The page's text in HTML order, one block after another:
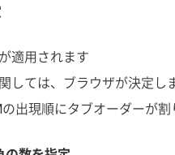
適用されます
しては、ブラウザが決定し
出現順にタブオーダーが